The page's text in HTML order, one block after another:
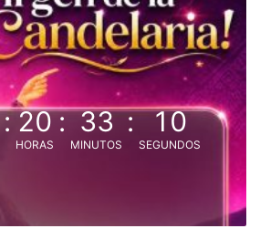
:20
HORAS
: 33
MINUTOS
: 09
SEGUNDOS